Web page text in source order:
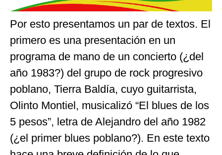
Por esto presentamos un par de textos. El
primero es una presentación en un
programa de mano de un concierto (¿del
año 1983?) del grupo de rock progresivo
poblano, Tierra Baldía, cuyo guitarrista,
Olinto Montiel, musicalizó “El blues de los
5 pesos”, letra de Alejandro del año 1982
(¿el primer blues poblano?). En este texto